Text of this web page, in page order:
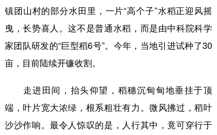
镇团山村的部分水田里，一片“高个子”水稻正迎风摇
曳，长势喜人。这不是普通水稻，而是由中科院科学
家团队研发的“巨型稻6号”。今年，当地引进试种了30
亩，目前陆续开镰收割。
走进田间，抬头仰望，稻穗沉甸甸地垂挂于顶
端，叶片宽大浓绿，根系粗壮有力。微风拂过，稻叶
沙沙作响。最令人惊叹的是，人行其中，竟可穿行于